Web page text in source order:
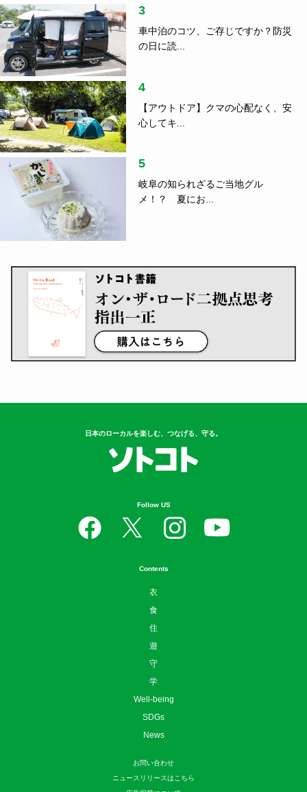
3
車中泊のコツ、ご存じですか？防災
の日に読...
4
【アウトドア】クマの心配なく、安
心してキ...
5
岐阜の知られざるご当地グル
メ！？ 夏にお...
日本のローカルを楽しむ、つなげる、守る。
Follow US
Contents
衣
食
住
遊
守
学
Well-being
SDGs
News
お問い合わせ
ニュースリリースはこちら